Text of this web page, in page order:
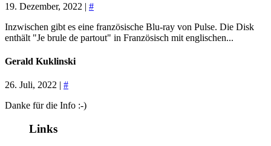
19. Dezember, 2022 | #
Inzwischen gibt es eine französische Blu-ray von Pulse. Die Disk
enthält "Je brule de partout" in Französisch mit englischen...
Gerald Kuklinski
26. Juli, 2022 | #
Danke für die Info :-)
Links